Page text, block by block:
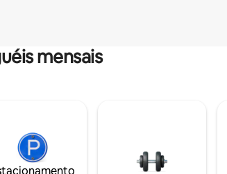
mensais